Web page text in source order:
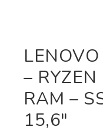
–
RAM –
15,6″